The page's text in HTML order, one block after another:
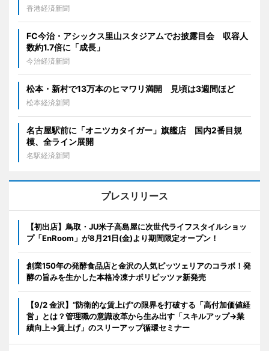
香港経済新聞
FC今治・アシックス里山スタジアムでお披露目会 収容人
数約1.7倍に「成長」
今治経済新聞
松本・新村で13万本のヒマワリ満開 見頃は3週間ほど
松本経済新聞
名古屋駅前に「オニツカタイガー」旗艦店 国内2番目規
模、全ライン展開
名駅経済新聞
プレスリリース
【初出店】鳥取・JU米子高島屋に次世代ライフスタイルショッ
プ「EnRoom」が8月21日(金)より期間限定オープン！
創業150年の発酵食品店と金沢の人気ピッツェリアのコラボ！発
酵の旨みを生かした本格冷凍ナポリピッツァ新発売
【9/2 金沢】“防衛的な賃上げ”の限界を打破する「高付加価値経
営」とは？管理職の意識改革から生み出す「スキルアップ→業
績向上→賃上げ」のスリーアップ循環セミナー